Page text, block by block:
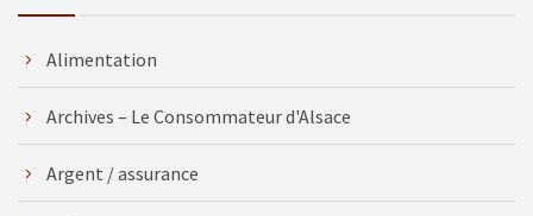
Alimentation
Archives – Le Consommateur d'Alsace
Argent / assurance